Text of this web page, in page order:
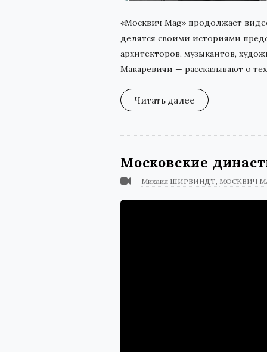
«Москвич Mag» продолжает
делятся своими историями
архитекторов, музыкантов,
Макаревичи — рассказывают о
Читать далее
Московские
Михаил ШИРВИНДТ МОСКВИЧ